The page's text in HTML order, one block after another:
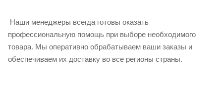
Наши менеджеры всегда готовы оказать
профессиональную помощь при выборе необходимого
товара. Мы оперативно обрабатываем ваши заказы и
обеспечиваем их доставку во все регионы страны.